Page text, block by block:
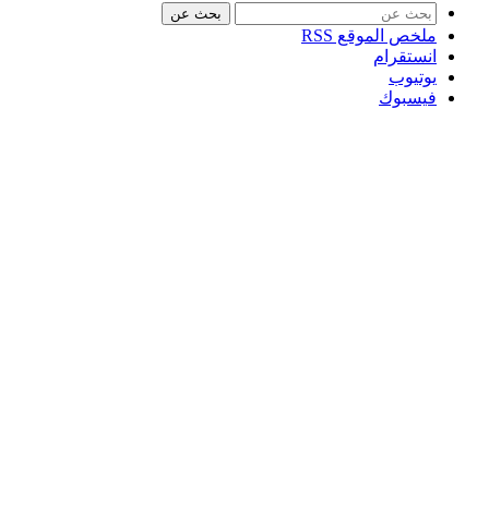
بحث عن
ملخص الموقع RSS
انستقرام
يوتيوب
فيسبوك